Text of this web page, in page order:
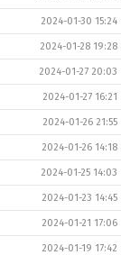
2024-01-30 15:24
2024-01-28 19:28
2024-01-27 20:03
2024-01-27 16:21
2024-01-26 21:55
2024-01-26 14:18
2024-01-25 14:03
2024-01-23 14:45
2024-01-21 17:06
2024-01-19 17:42